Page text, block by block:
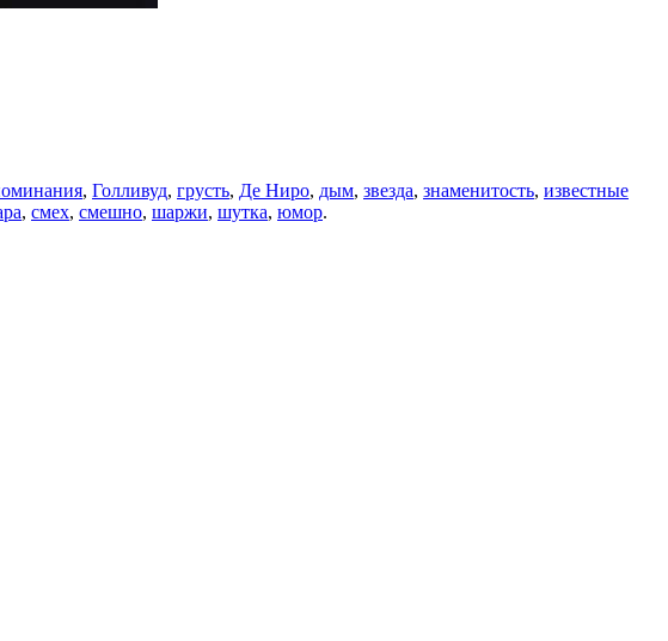
, Голливуд, грусть, Де Ниро, дым, звезда, знаменитость, известные
, смех, смешно, шаржи, шутка, юмор.